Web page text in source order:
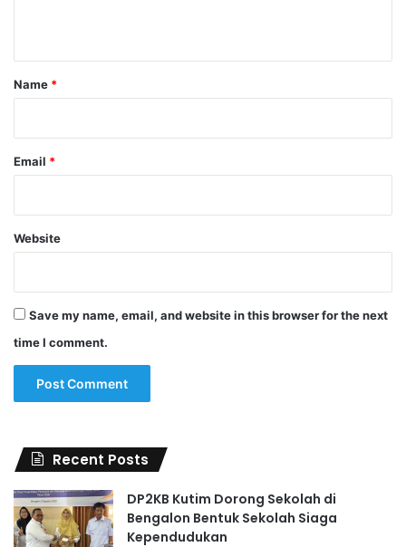
*
Name *
Email *
Website
Save my name, email, and website in this browser for the next
time I comment.
Recent Posts
DP2KB Kutim Dorong Sekolah di
Bengalon Bentuk Sekolah Siaga
Kependudukan